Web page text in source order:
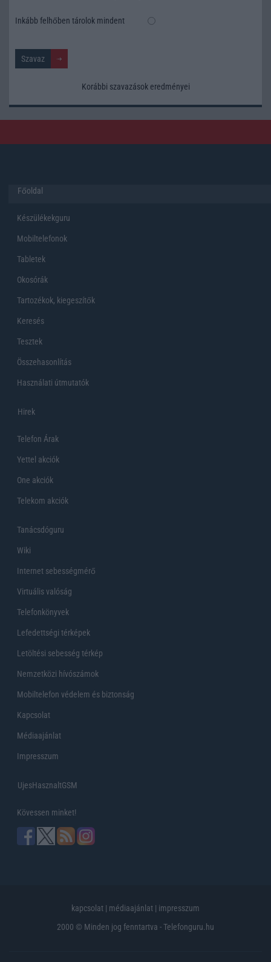
Inkább felhőben tárolok mindent
Korábbi szavazások eredményei
Főoldal
Készülékekguru
Mobiltelefonok
Tabletek
Okosórák
Tartozékok, kiegeszítők
Keresés
Tesztek
Összehasonlítás
Használati útmutatók
Hirek
Telefon Árak
Yettel akciók
One akciók
Telekom akciók
Tanácsdóguru
Wiki
Internet sebességmérő
Virtuális valóság
Telefonkönyvek
Lefedettségi térképek
Letöltési sebesség térkép
Nemzetközi hívószámok
Mobiltelefon védelem és biztonság
Kapcsolat
Médiaajánlat
Impresszum
UjesHasznaltGSM
Kövessen minket!
kapcsolat | médiaajánlat | impresszum
2000 © Minden jog fenntartva - Telefonguru.hu